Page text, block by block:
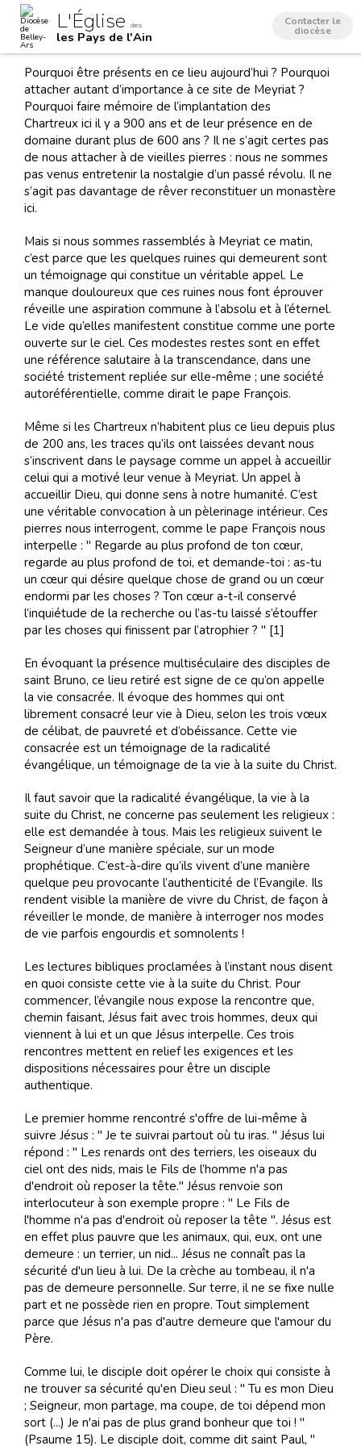
contenu.
navigation
Outils
personnels
L'Église dans
les Pays de l'Ain
Contacter le
diocèse
Pourquoi être présents en ce lieu aujourd’hui ? Pourquoi
attacher autant d’importance à ce site de Meyriat ?
Pourquoi faire mémoire de l’implantation des
Chartreux ici il y a 900 ans et de leur présence en de
domaine durant plus de 600 ans ? Il ne s’agit certes pas
de nous attacher à de vieilles pierres : nous ne sommes
pas venus entretenir la nostalgie d’un passé révolu. Il ne
s’agit pas davantage de rêver reconstituer un monastère
ici.
Mais si nous sommes rassemblés à Meyriat ce matin,
c’est parce que les quelques ruines qui demeurent sont
un témoignage qui constitue un véritable appel. Le
manque douloureux que ces ruines nous font éprouver
réveille une aspiration commune à l’absolu et à l’éternel.
Le vide qu’elles manifestent constitue comme une porte
ouverte sur le ciel. Ces modestes restes sont en effet
une référence salutaire à la transcendance, dans une
société tristement repliée sur elle-même ; une société
autoréférentielle, comme dirait le pape François.
Même si les Chartreux n’habitent plus ce lieu depuis plus
de 200 ans, les traces qu’ils ont laissées devant nous
s’inscrivent dans le paysage comme un appel à accueillir
celui qui a motivé leur venue à Meyriat. Un appel à
accueillir Dieu, qui donne sens à notre humanité. C’est
une véritable convocation à un pèlerinage intérieur. Ces
pierres nous interrogent, comme le pape François nous
interpelle : " Regarde au plus profond de ton cœur,
regarde au plus profond de toi, et demande-toi : as-tu
un cœur qui désire quelque chose de grand ou un cœur
endormi par les choses ? Ton cœur a-t-il conservé
l’inquiétude de la recherche ou l’as-tu laissé s’étouffer
par les choses qui finissent par l’atrophier ? " [1]
En évoquant la présence multiséculaire des disciples de
saint Bruno, ce lieu retiré est signe de ce qu’on appelle
la vie consacrée. Il évoque des hommes qui ont
librement consacré leur vie à Dieu, selon les trois vœux
de célibat, de pauvreté et d’obéissance. Cette vie
consacrée est un témoignage de la radicalité
évangélique, un témoignage de la vie à la suite du Christ.
Il faut savoir que la radicalité évangélique, la vie à la
suite du Christ, ne concerne pas seulement les religieux :
elle est demandée à tous. Mais les religieux suivent le
Seigneur d’une manière spéciale, sur un mode
prophétique. C’est-à-dire qu’ils vivent d’une manière
quelque peu provocante l’authenticité de l’Evangile. Ils
rendent visible la manière de vivre du Christ, de façon à
réveiller le monde, de manière à interroger nos modes
de vie parfois engourdis et somnolents !
Les lectures bibliques proclamées à l’instant nous disent
en quoi consiste cette vie à la suite du Christ. Pour
commencer, l’évangile nous expose la rencontre que,
chemin faisant, Jésus fait avec trois hommes, deux qui
viennent à lui et un que Jésus interpelle. Ces trois
rencontres mettent en relief les exigences et les
dispositions nécessaires pour être un disciple
authentique.
Le premier homme rencontré s'offre de lui-même à
suivre Jésus : " Je te suivrai partout où tu iras. " Jésus lui
répond : " Les renards ont des terriers, les oiseaux du
ciel ont des nids, mais le Fils de l’homme n'a pas
d'endroit où reposer la tête." Jésus renvoie son
interlocuteur à son exemple propre : " Le Fils de
l'homme n'a pas d'endroit où reposer la tête ". Jésus est
en effet plus pauvre que les animaux, qui, eux, ont une
demeure : un terrier, un nid... Jésus ne connaît pas la
sécurité d'un lieu à lui. De la crèche au tombeau, il n'a
pas de demeure personnelle. Sur terre, il ne se fixe nulle
part et ne possède rien en propre. Tout simplement
parce que Jésus n'a pas d'autre demeure que l'amour du
Père.
Comme lui, le disciple doit opérer le choix qui consiste à
ne trouver sa sécurité qu'en Dieu seul : " Tu es mon Dieu
; Seigneur, mon partage, ma coupe, de toi dépend mon
sort (...) Je n'ai pas de plus grand bonheur que toi ! "
(Psaume 15). Le disciple doit, comme dit saint Paul, "